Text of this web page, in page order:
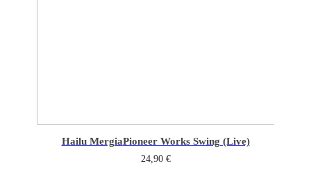
Hailu MergiaPioneer Works Swing (Live)
24,90 €